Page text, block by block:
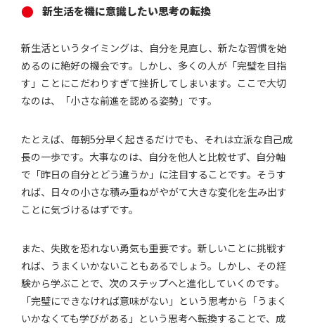
新生活を機に意識したい思考の転換
新生活というタイミングは、自分を見直し、新たな習慣を始
めるのに絶好の機会です。しかし、多くの人が「完璧を目指
す」ことにこだわりすぎて挫折してしまいます。ここで大切
なのは、「小さな前進を認める姿勢」です。
たとえば、毎朝5分早く起きるだけでも、それは立派な自己成
長の一歩です。大事なのは、自分を他人と比較せず、自分軸
で「昨日の自分とどう違うか」に注目することです。そうす
れば、日々の小さな積み重ねがやがて大きな変化を生み出す
ことに気づけるはずです。
また、失敗を恐れない勇気も重要です。新しいことに挑戦す
れば、うまくいかないこともあるでしょう。しかし、その経
験から学ぶことで、次のステップへと進化していくのです。
「完璧にできなければ意味がない」という思考から「うまく
いかなくても学びがある」という思考へ転換することで、成